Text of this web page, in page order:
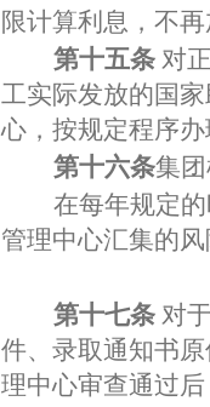
限计算利息，不
第十五条对
工实际发放的国
心，按规定程序办
第十六条集
在每年规定
管理中心汇集的
第十七条对
件、录取通知书
理中心审查通过后